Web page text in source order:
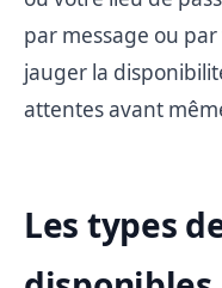
par message ou
jauger la
attentes avant
Les types